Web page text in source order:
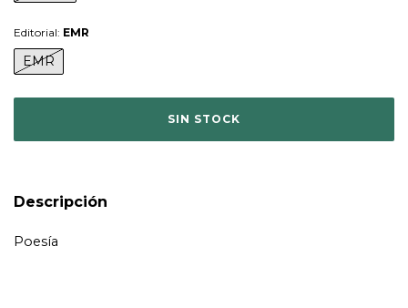
Editorial: EMR
EMR
Descripción
Poesía